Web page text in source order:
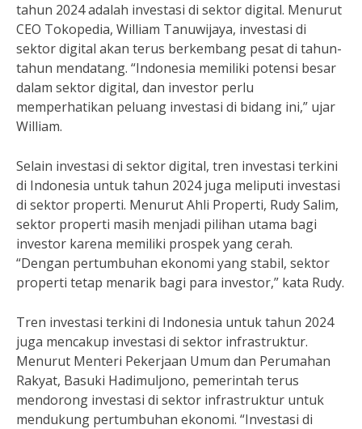
tahun 2024 adalah investasi di sektor digital. Menurut
CEO Tokopedia, William Tanuwijaya, investasi di
sektor digital akan terus berkembang pesat di tahun-
tahun mendatang. “Indonesia memiliki potensi besar
dalam sektor digital, dan investor perlu
memperhatikan peluang investasi di bidang ini,” ujar
William.
Selain investasi di sektor digital, tren investasi terkini
di Indonesia untuk tahun 2024 juga meliputi investasi
di sektor properti. Menurut Ahli Properti, Rudy Salim,
sektor properti masih menjadi pilihan utama bagi
investor karena memiliki prospek yang cerah.
“Dengan pertumbuhan ekonomi yang stabil, sektor
properti tetap menarik bagi para investor,” kata Rudy.
Tren investasi terkini di Indonesia untuk tahun 2024
juga mencakup investasi di sektor infrastruktur.
Menurut Menteri Pekerjaan Umum dan Perumahan
Rakyat, Basuki Hadimuljono, pemerintah terus
mendorong investasi di sektor infrastruktur untuk
mendukung pertumbuhan ekonomi. “Investasi di